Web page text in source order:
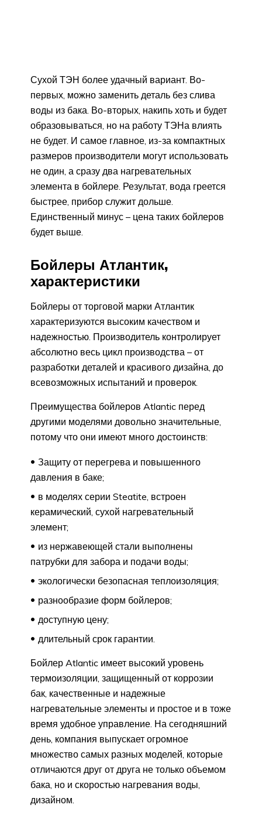
Сухой ТЭН более удачный вариант. Во-
первых, можно заменить деталь без слива
воды из бака. Во-вторых, накипь хоть и будет
образовываться, но на работу ТЭНа влиять
не будет. И самое главное, из-за компактных
размеров производители могут использовать
не один, а сразу два нагревательных
элемента в бойлере. Результат, вода греется
быстрее, прибор служит дольше.
Единственный минус – цена таких бойлеров
будет выше.
Бойлеры Атлантик,
характеристики
Бойлеры от торговой марки Атлантик
характеризуются высоким качеством и
надежностью. Производитель контролирует
абсолютно весь цикл производства – от
разработки деталей и красивого дизайна, до
всевозможных испытаний и проверок.
Преимущества бойлеров Atlantic перед
другими моделями довольно значительные,
потому что они имеют много достоинств:
Защиту от перегрева и повышенного
давления в баке;
в моделях серии Steatite, встроен
керамический, сухой нагревательный
элемент;
из нержавеющей стали выполнены
патрубки для забора и подачи воды;
экологически безопасная теплоизоляция;
разнообразие форм бойлеров;
доступную цену;
длительный срок гарантии.
Бойлер Atlantic имеет высокий уровень
термоизоляции, защищенный от коррозии
бак, качественные и надежные
нагревательные элементы и простое и в тоже
время удобное управление. На сегодняшний
день, компания выпускает огромное
множество самых разных моделей, которые
отличаются друг от друга не только объемом
бака, но и скоростью нагревания воды,
дизайном.